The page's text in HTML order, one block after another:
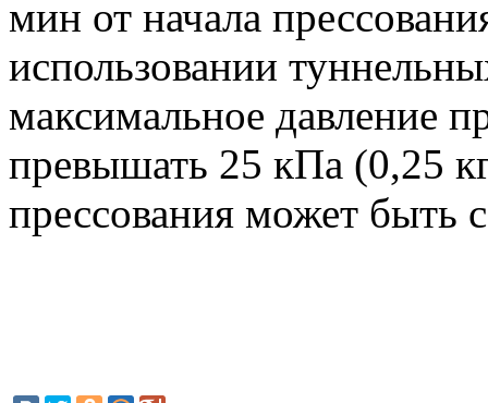
мин от начала
использовании
максимальное давление
превышать 25 кПа (0,25
прессования может быть